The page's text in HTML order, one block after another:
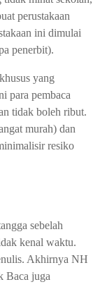
perustakaan
ini dimulai
penerbit).
yang
para pembaca
tidak boleh ribut.
murah) dan
resiko
sebelah
kenal waktu.
Akhirnya NH
Baca juga